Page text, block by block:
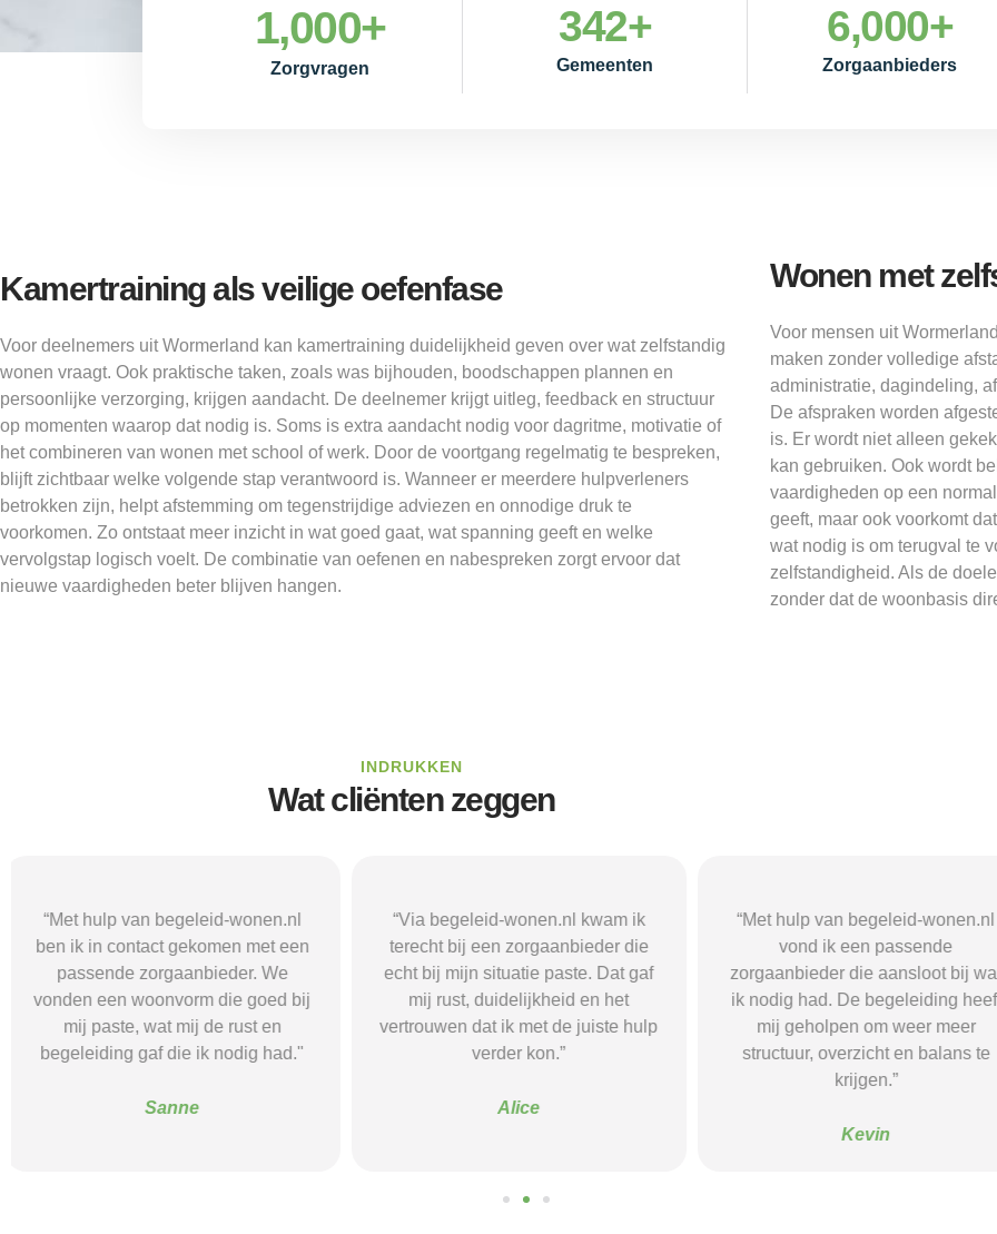
Zorgvragen
1,000+
Gemeenten
342+
Zorgaanbieders
6,000+
Kamertraining als veilige oefenfase
Voor deelnemers uit Wormerland kan kamertraining duidelijkheid geven over wat zelfstandig
wonen vraagt. Ook praktische taken, zoals was bijhouden, boodschappen plannen en
persoonlijke verzorging, krijgen aandacht. De deelnemer krijgt uitleg, feedback en structuur
op momenten waarop dat nodig is. Soms is extra aandacht nodig voor dagritme, motivatie of
het combineren van wonen met school of werk. Door de voortgang regelmatig te bespreken,
blijft zichtbaar welke volgende stap verantwoord is. Wanneer er meerdere hulpverleners
betrokken zijn, helpt afstemming om tegenstrijdige adviezen en onnodige druk te
voorkomen. Zo ontstaat meer inzicht in wat goed gaat, wat spanning geeft en welke
vervolgstap logisch voelt. De combinatie van oefenen en nabespreken zorgt ervoor dat
nieuwe vaardigheden beter blijven hangen.
Wonen met
Voor mensen uit
maken zonder volledige
administratie, dagindeling,
De afspraken worden
is. Er wordt niet alleen
kan gebruiken. Ook wordt
vaardigheden op een
geeft, maar ook voorkomt
wat nodig is om terugval te
zelfstandigheid. Als de
zonder dat de woonbasis
INDRUKKEN
Wat cliënten zeggen
“Via begeleid-wonen.nl kwam ik
terecht bij een zorgaanbieder die
echt bij mijn situatie paste. Dat gaf
mij rust, duidelijkheid en het
vertrouwen dat ik met de juiste hulp
verder kon.”
Alice
“Met hulp van begeleid-wonen.nl
vond ik een passende
zorgaanbieder die aansloot bij wat
ik nodig had. De begeleiding heeft
mij geholpen om weer meer
structuur, overzicht en balans te
“Met hulp van begeleid-wonen.nl
ben ik in contact gekomen met
passende zorgaanbieder. We
vonden een woonvorm die goed
mij paste, wat mij de rust en
begeleiding gaf die ik nodig had."